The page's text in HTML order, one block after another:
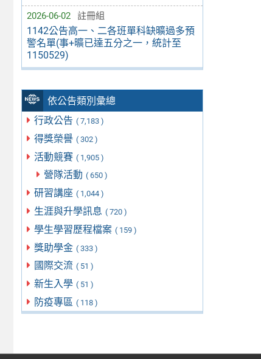
2026-06-02 註冊組
1142公告高一、二各班單科缺曠過多預
警名單(事+曠已達五分之一，統計至
1150529)
依公告類別彙總
行政公告 ( 7,183 )
得獎榮譽 ( 302 )
活動競賽 ( 1,905 )
營隊活動 ( 650 )
研習講座 ( 1,044 )
生涯與升學訊息 ( 720 )
學生學習歷程檔案 ( 159 )
獎助學金 ( 333 )
國際交流 ( 51 )
新生入學 ( 51 )
防疫專區 ( 118 )